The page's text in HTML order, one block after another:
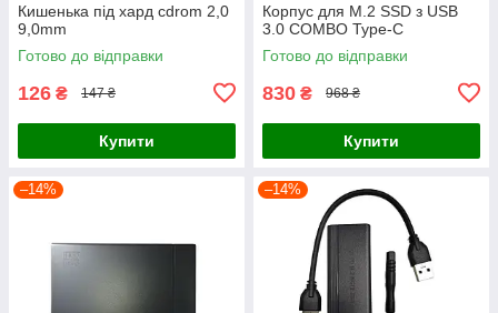
Кишенька під хард cdrom 2,0
9,0mm
Готово до відправки
126 ₴ 147 ₴
Купити
Корпус для M.2 SSD з USB
3.0 COMBO Type-C
Готово до відправки
830 ₴ 968 ₴
Купити
–14% –14%